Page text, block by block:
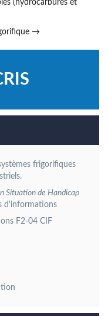
(hydrocarbures et
→
frigorifiques
Situation de Handicap
d'informations
F2-04 CIF